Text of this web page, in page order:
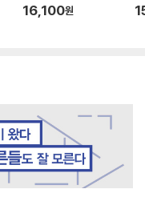
16,100원